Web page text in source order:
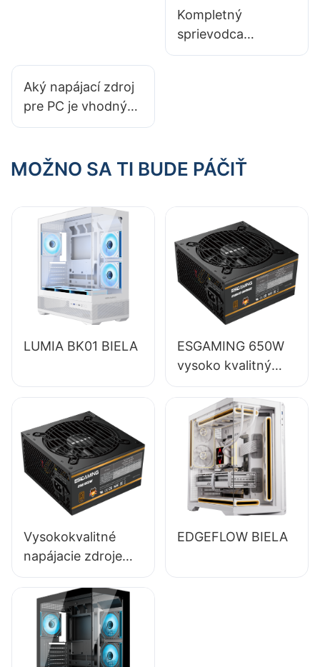
Kompletný
sprievodca
materiálmi pre
Aký napájací zdroj
pre PC je vhodný
pre konfiguráciu s
MOŽNO SA TI BUDE PÁČIŤ
LUMIA BK01 BIELA
ESGAMING 650W
vysoko kvalitný
85% full-modulový
napájací zdroj pre
stolné počítače s
účinnosťou 80+
bronze ESB650W
Vysokokvalitné
napájacie zdroje
pre stolné počítače
ESGAMING 550W s
účinnosťou 85 %,
certifikátom 80+
Bronze
EDGEFLOW BIELA